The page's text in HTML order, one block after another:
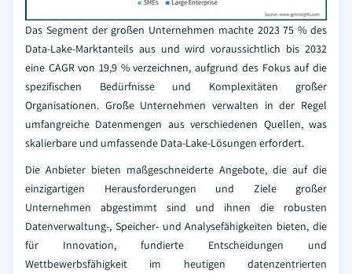
Das Segment der großen Unternehmen machte 2023 75 % des
Data-Lake-Marktanteils aus und wird voraussichtlich bis 2032
eine CAGR von 19,9 % verzeichnen, aufgrund des Fokus auf die
spezifischen Bedürfnisse und Komplexitäten großer
Organisationen. Große Unternehmen verwalten in der Regel
umfangreiche Datenmengen aus verschiedenen Quellen, was
skalierbare und umfassende Data-Lake-Lösungen erfordert.
Die Anbieter bieten maßgeschneiderte Angebote, die auf die
einzigartigen Herausforderungen und Ziele großer
Unternehmen abgestimmt sind und ihnen die robusten
Datenverwaltung-, Speicher- und Analysefähigkeiten bieten, die
für Innovation, fundierte Entscheidungen und
Wettbewerbsfähigkeit im heutigen datenzentrierten